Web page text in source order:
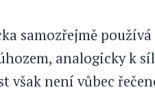
samozřejmě
analogicky k
není vůbec